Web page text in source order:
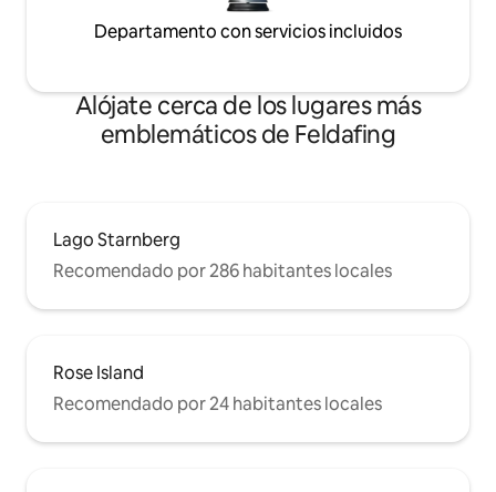
Departamento con servicios incluidos
Alójate cerca de los lugares más
emblemáticos de Feldafing
Lago Starnberg
Recomendado por 286 habitantes locales
Rose Island
Recomendado por 24 habitantes locales